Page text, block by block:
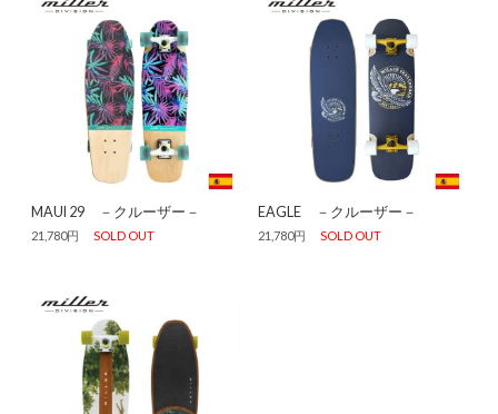
MAUI 29 －クルーザー－
21,780円 SOLD OUT
EAGLE －クルーザー－
21,780円 SOLD OUT